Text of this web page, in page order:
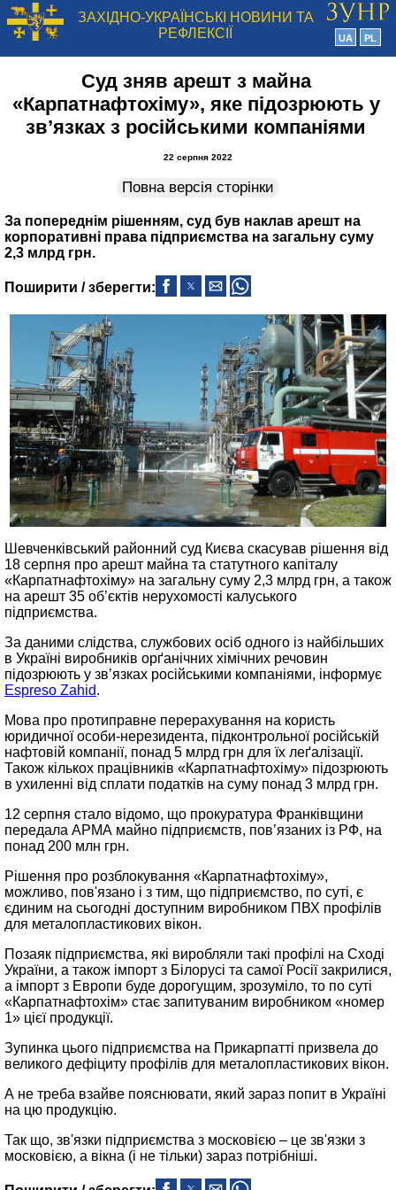
ЗАХІДНО-УКРАЇНСЬКІ НОВИНИ ТА
РЕФЛЕКСІЇ
UA PL
Суд зняв арешт з майна
«Карпатнафтохіму», яке підозрюють у
зв’язках з російськими компаніями
22 серпня 2022
Повна версія сторінки
За попереднім рішенням, суд був наклав арешт на
корпоративні права підприємства на загальну суму
2,3 млрд грн.
Поширити / зберегти:
Шевченківський районний суд Києва скасував рішення від
18 серпня про арешт майна та статутного капіталу
«Карпатнафтохіму» на загальну суму 2,3 млрд грн, а також
на арешт 35 об’єктів нерухомості калуського
підприємства.
За даними слідства, службових осіб одного із найбільших
в Україні виробників орґанічних хімічних речовин
підозрюють у зв’язках російськими компаніями, інформує
Espreso Zahid.
Мова про протиправне перерахування на користь
юридичної особи-нерезидента, підконтрольної російській
нафтовій компанії, понад 5 млрд грн для їх леґалізації.
Також кількох працівників «Карпатнафтохіму» підозрюють
в ухиленні від сплати податків на суму понад 3 млрд грн.
12 серпня стало відомо, що прокуратура Франківщини
передала АРМА майно підприємств, пов’язаних із РФ, на
понад 200 млн грн.
Рішення про розблокування «Карпатнафтохіму»,
можливо, пов'язано і з тим, що підприємство, по суті, є
єдиним на сьогодні доступним виробником ПВХ профілів
для металопластикових вікон.
Позаяк підприємства, які виробляли такі профілі на Сході
України, а також імпорт з Білорусі та самої Росії закрилися,
а імпорт з Европи буде дорогущим, зрозуміло, то по суті
«Карпатнафтохім» стає запитуваним виробником «номер
1» цієї продукції.
Зупинка цього підприємства на Прикарпатті призвела до
великого дефіциту профілів для металопластикових вікон.
А не треба взайве пояснювати, який зараз попит в Україні
на цю продукцію.
Так що, зв'язки підприємства з московією – це зв'язки з
московією, а вікна (і не тільки) зараз потрібніші.